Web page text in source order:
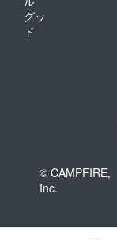
グッ
ド
© CAMPFIRE,
Inc.